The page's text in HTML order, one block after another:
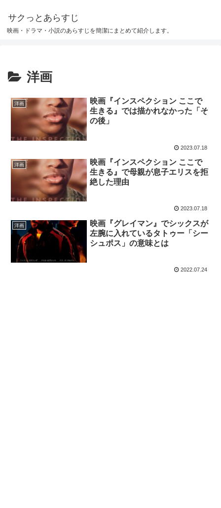
サクっとあらすじ
映画・ドラマ・小説のあらすじを簡潔にまとめて紹介します。
洋画
洋画
映画『インスペクション ここで
生きる』では描かれなかった「そ
の後」
2023.07.18
洋画
映画『インスペクション ここで
生きる』で母親が息子エリスを拒
絶した理由
2023.07.18
洋画
映画『グレイマン』でシックスが
左腕に入れているタトゥー「シー
シュポス」の意味とは
2022.07.24